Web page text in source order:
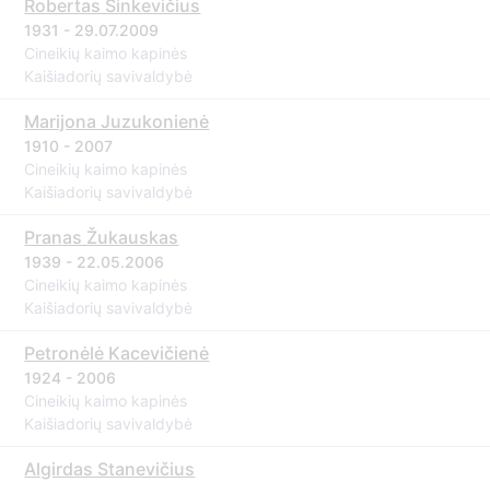
Robertas Sinkevičius
1931 - 29.07.2009
Cineikių kaimo kapinės
Kaišiadorių savivaldybė
Marijona Juzukonienė
1910 - 2007
Cineikių kaimo kapinės
Kaišiadorių savivaldybė
Pranas Žukauskas
1939 - 22.05.2006
Cineikių kaimo kapinės
Kaišiadorių savivaldybė
Petronėlė Kacevičienė
1924 - 2006
Cineikių kaimo kapinės
Kaišiadorių savivaldybė
Algirdas Stanevičius